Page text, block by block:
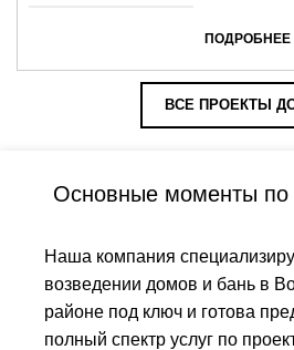
ПОДРОБНЕЕ
ВСЕ ПРОЕКТЫ
Основные моменты по
Наша компания
возведении домов и бань в
районе под ключ и готова
полный спектр услуг по